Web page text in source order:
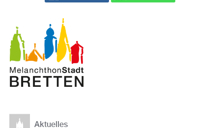
Aktuelles